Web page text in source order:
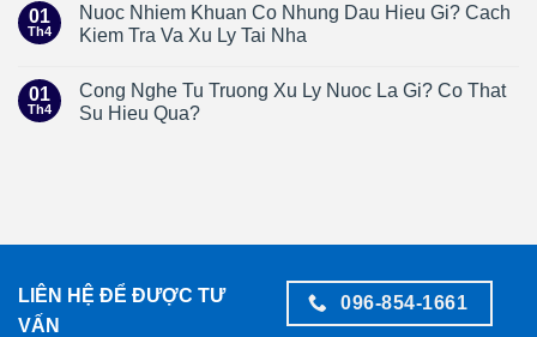
01
Th4
Nuoc Nhiem Khuan Co Nhung Dau Hieu Gi? Cach
Kiem Tra Va Xu Ly Tai Nha
01
Th4
Cong Nghe Tu Truong Xu Ly Nuoc La Gi? Co That
Su Hieu Qua?
LIÊN HỆ ĐỂ ĐƯỢC TƯ
VẤN
096-854-1661